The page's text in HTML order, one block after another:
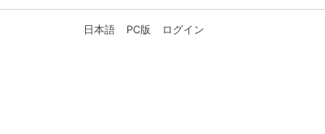
日本語 PC版 ログイン